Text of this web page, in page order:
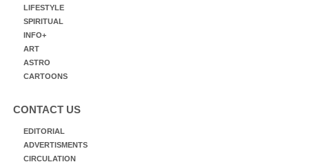
LIFESTYLE
SPIRITUAL
INFO+
ART
ASTRO
CARTOONS
CONTACT US
EDITORIAL
ADVERTISMENTS
CIRCULATION